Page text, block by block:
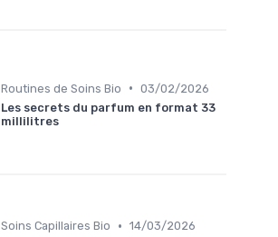
Routines de Soins Bio • 03/02/2026
Les secrets du parfum en format 33
millilitres
Soins Capillaires Bio • 14/03/2026